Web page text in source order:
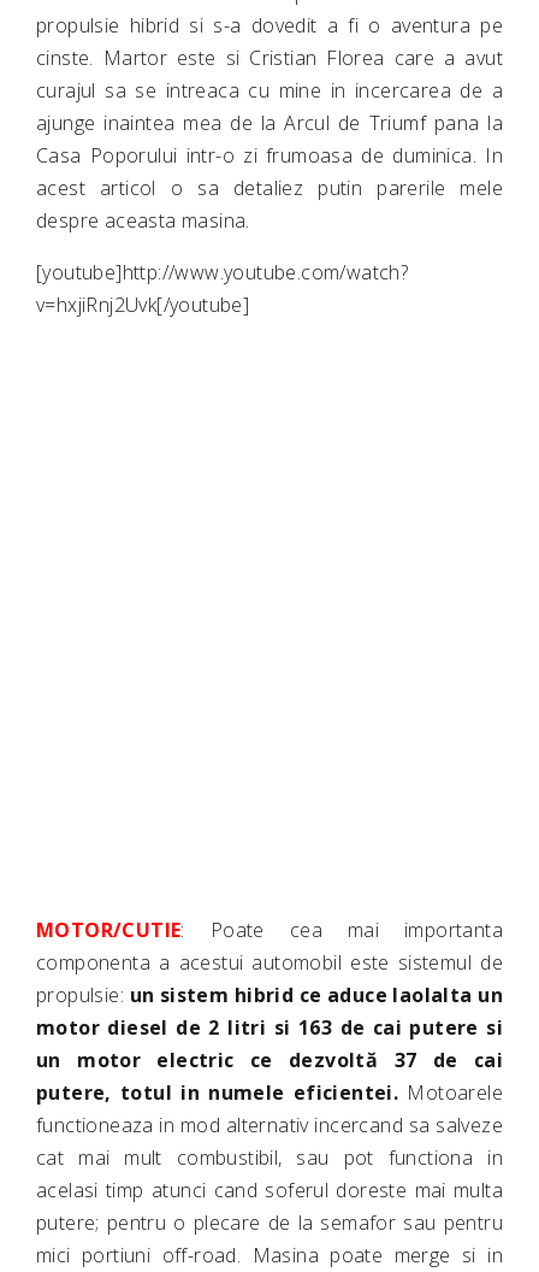
propulsie hibrid si s-a dovedit a fi o aventura pe
cinste. Martor este si Cristian Florea care a avut
curajul sa se intreaca cu mine in incercarea de a
ajunge inaintea mea de la Arcul de Triumf pana la
Casa Poporului intr-o zi frumoasa de duminica. In
acest articol o sa detaliez putin parerile mele
despre aceasta masina.
[youtube]http://www.youtube.com/watch?
v=hxjiRnj2Uvk[/youtube]
MOTOR/CUTIE: Poate cea mai importanta
componenta a acestui automobil este sistemul de
propulsie: un sistem hibrid ce aduce laolalta un
motor diesel de 2 litri si 163 de cai putere si
un motor electric ce dezvoltă 37 de cai
putere, totul in numele eficientei. Motoarele
functioneaza in mod alternativ incercand sa salveze
cat mai mult combustibil, sau pot functiona in
acelasi timp atunci cand soferul doreste mai multa
putere; pentru o plecare de la semafor sau pentru
mici portiuni off-road. Masina poate merge si in